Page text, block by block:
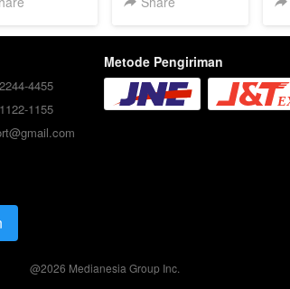
4455
1155
Metode Pengiriman
@2026 Medianesia Group Inc.